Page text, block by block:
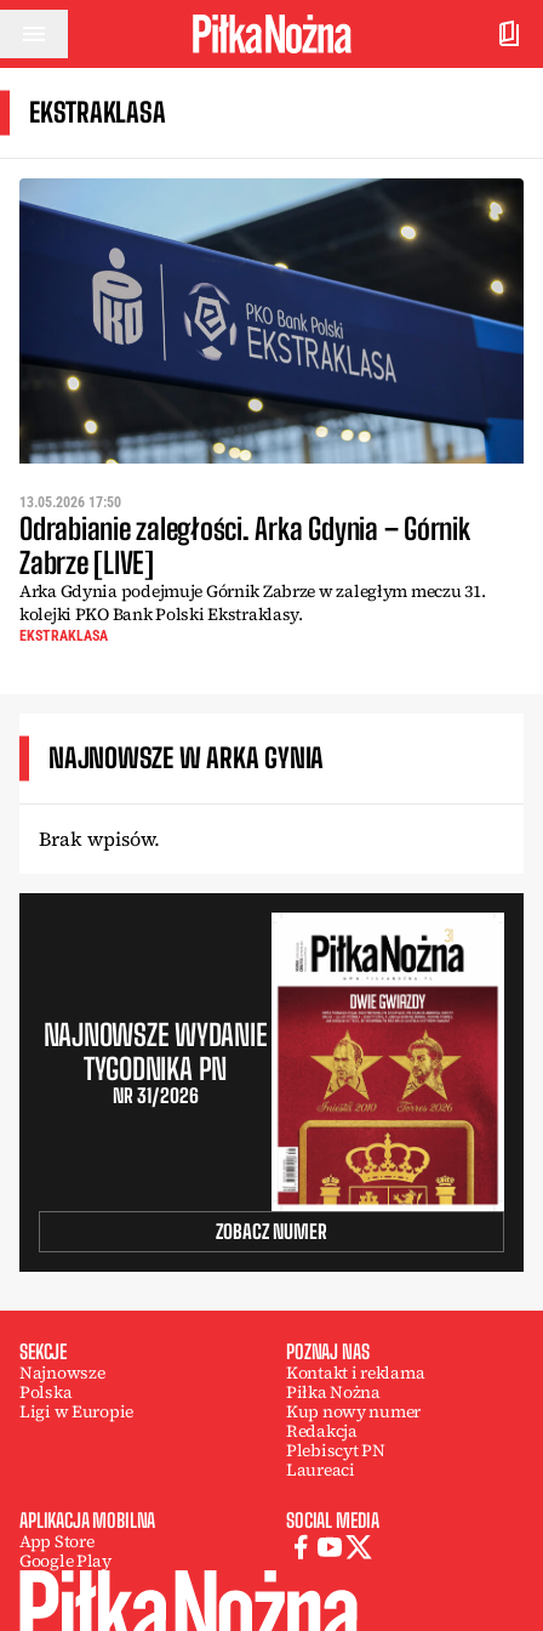
Przejdź do treści
EKSTRAKLASA
13.05.2026 17:50
Odrabianie zaległości. Arka Gdynia – Górnik
Zabrze [LIVE]
Arka Gdynia podejmuje Górnik Zabrze w zaległym meczu 31.
kolejki PKO Bank Polski Ekstraklasy.
EKSTRAKLASA
NAJNOWSZE W ARKA GYNIA
Brak wpisów.
NAJNOWSZE WYDANIE
TYGODNIKA PN
NR 31/2026
ZOBACZ NUMER
SEKCJE
Najnowsze
Polska
Ligi w Europie
POZNAJ NAS
Kontakt i reklama
Piłka Nożna
Kup nowy numer
Redakcja
Plebiscyt PN
Laureaci
APLIKACJA MOBILNA
App Store
Google Play
SOCIAL MEDIA